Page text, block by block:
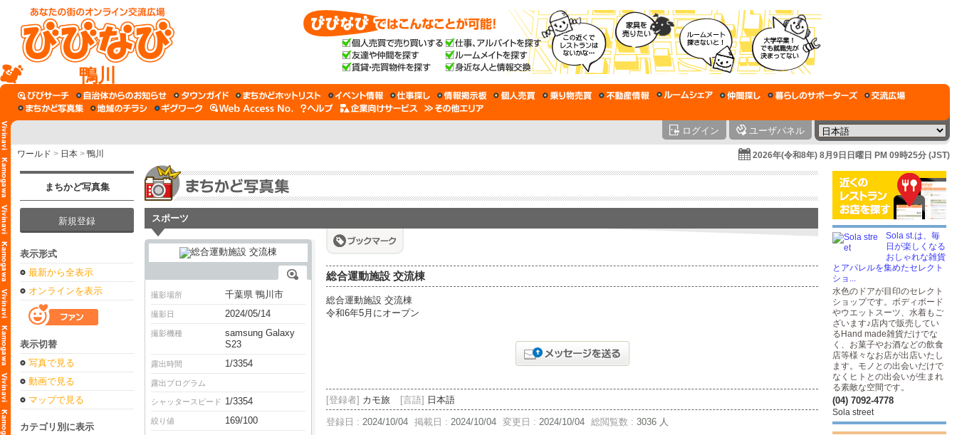
鴨川
ログイン ユーザパネル
ワールド > 日本 > 鴨川 2026年(令和8年) 8月9日日曜日 PM 09時25分 (JST)
まちかど写真集
新規登録
表示形式
最新から全表示
オンラインを表示
表示切替
写真で見る
動画で見る
マップで見る
カテゴリ別に表示
スポーツ
撮影場所 千葉県 鴨川市
撮影日 2024/05/14
撮影機種
samsung Galaxy
S23
露出時間 1/3354
露出プログラム
シャッタースピード 1/3354
絞り値 169/100
総合運動施設 交流棟
総合運動施設 交流棟
令和6年5月にオープン
[登録者] カモ旅 [言語] 日本語
登録日 : 2024/10/04 掲載日 : 2024/10/04 変更日 : 2024/10/04 総閲覧数 : 3036 人
Sola st.は、毎
日が楽しくなる
おしゃれな雑貨
とアパレルを集めたセレクト
ショ...
水色のドアが目印のセレクト
ショップです。ボディボード
やウエットスーツ、水着もご
ざいます♪店内で販売してい
るHand made雑貨だけでな
く、お菓子やお酒などの飲食
店等様々なお店が出店いたし
ます。モノとの出会いだけで
なくヒトとの出会いが生まれ
る素敵な空間です。
(04) 7092-4778
Sola street